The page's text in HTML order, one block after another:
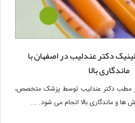
دکتر عندلیب در اصفهان با
ماندگاری بالا
مطب دکتر عندلیب توسط پزشک متخصص،
ها و ماندگاری بالا انجام می شود. ...